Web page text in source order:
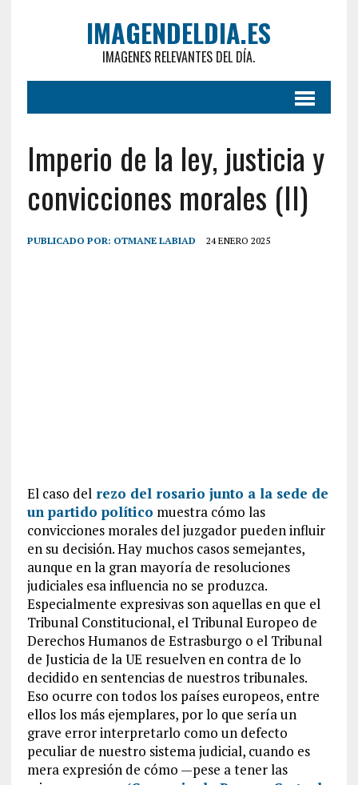
IMAGENDELDIA.ES
IMAGENES RELEVANTES DEL DÍA.
Imperio de la ley, justicia y
convicciones morales (II)
PUBLICADO POR: OTMANE LABIAD 24 ENERO 2025
El caso delrezo del rosario junto a la sede de
un partido político muestra cómo las
convicciones morales del juzgador pueden influir
en su decisión. Hay muchos casos semejantes,
aunque en la gran mayoría de resoluciones
judiciales esa influencia no se produzca.
Especialmente expresivas son aquellas en que el
Tribunal Constitucional, el Tribunal Europeo de
Derechos Humanos de Estrasburgo o el Tribunal
de Justicia de la UE resuelven en contra de lo
decidido en sentencias de nuestros tribunales.
Eso ocurre con todos los países europeos, entre
ellos los más ejemplares, por lo que sería un
grave error interpretarlo como un defecto
peculiar de nuestro sistema judicial, cuando es
mera expresión de cómo —pese a tener las